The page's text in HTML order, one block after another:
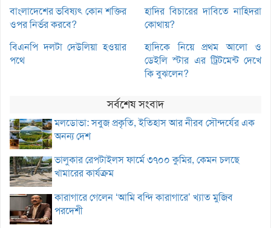
বাংলাদেশের ভবিষ্যৎ কোন শক্তির
ওপর নির্ভর করবে?
হাদির বিচারের দাবিতে নাহিদরা
কোথায়?
বিএনপি দলটা দেউলিয়া হওয়ার
পথে
হাদিকে নিয়ে প্রথম আলো ও
ডেইলি স্টার এর ট্রিটমেন্ট দেখে
কি বুঝলেন?
সর্বশেষ সংবাদ
মলডোভা: সবুজ প্রকৃতি, ইতিহাস আর নীরব সৌন্দর্যের এক
অনন্য দেশ
ভালুকার রেপটাইলস ফার্মে ৩৭০০ কুমির, কেমন চলছে
খামারের কার্যক্রম
কারাগারে গেলেন ‘আমি বন্দি কারাগারে’ খ্যাত মুজিব
পরদেশী